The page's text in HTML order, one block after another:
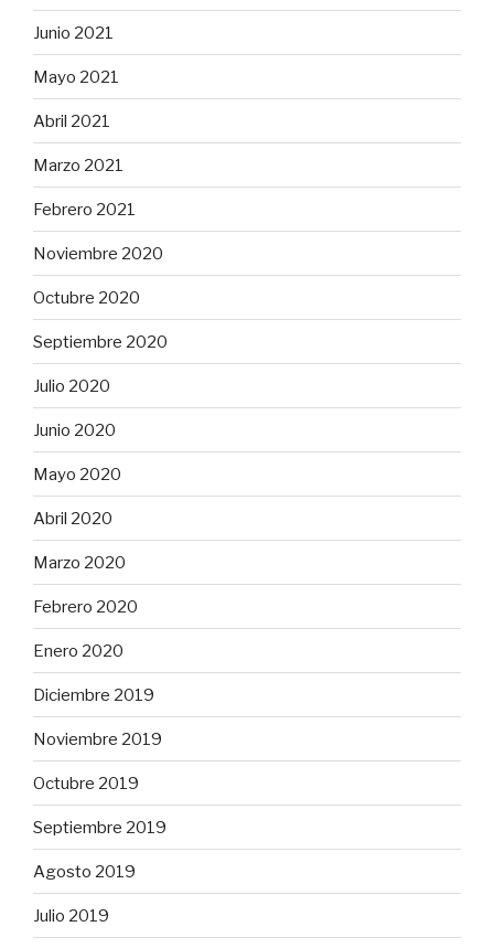
Junio 2021
Mayo 2021
Abril 2021
Marzo 2021
Febrero 2021
Noviembre 2020
Octubre 2020
Septiembre 2020
Julio 2020
Junio 2020
Mayo 2020
Abril 2020
Marzo 2020
Febrero 2020
Enero 2020
Diciembre 2019
Noviembre 2019
Octubre 2019
Septiembre 2019
Agosto 2019
Julio 2019